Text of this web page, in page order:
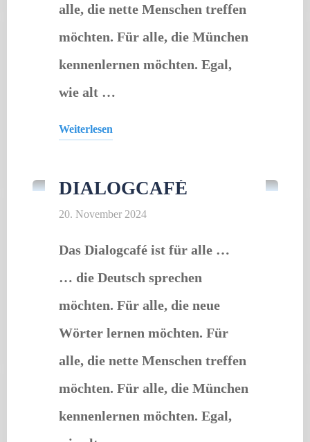
alle, die nette Menschen treffen
möchten. Für alle, die München
kennenlernen möchten. Egal,
wie alt …
Weiterlesen
DIALOGCAFÉ
20. November 2024
Das Dialogcafé ist für alle …
… die Deutsch sprechen
möchten. Für alle, die neue
Wörter lernen möchten. Für
alle, die nette Menschen treffen
möchten. Für alle, die München
kennenlernen möchten. Egal,